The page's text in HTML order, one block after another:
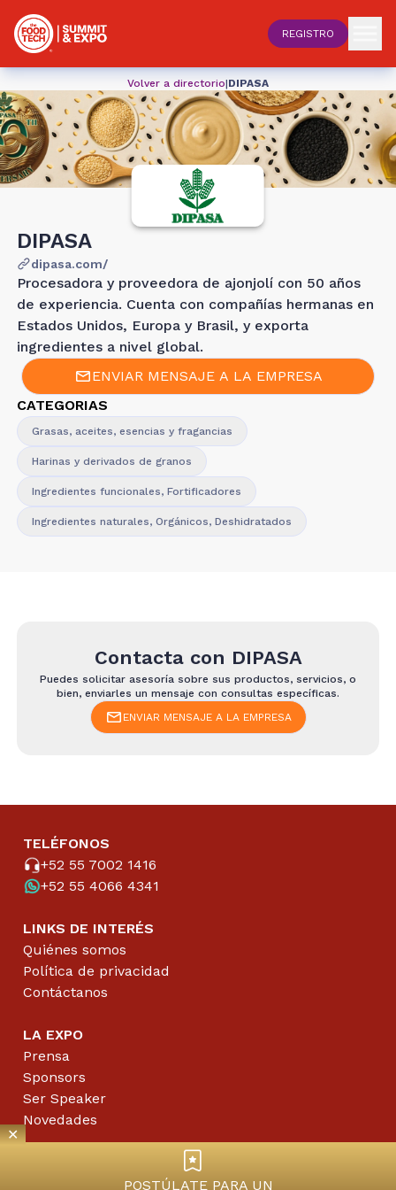
REGISTRO
Volver a directorio|DIPASA
DIPASA
dipasa.com/
Procesadora y proveedora de ajonjolí con 50 años
de experiencia. Cuenta con compañías hermanas en
Estados Unidos, Europa y Brasil, y exporta
ingredientes a nivel global.
ENVIAR MENSAJE A LA EMPRESA
CATEGORIAS
Grasas, aceites, esencias y fragancias
Harinas y derivados de granos
Ingredientes funcionales, Fortificadores
Ingredientes naturales, Orgánicos, Deshidratados
Contacta con DIPASA
Puedes solicitar asesoría sobre sus productos, servicios, o
bien, enviarles un mensaje con consultas específicas.
ENVIAR MENSAJE A LA EMPRESA
TELÉFONOS
+52 55 7002 1416
+52 55 4066 4341
LINKS DE INTERÉS
Quiénes somos
Política de privacidad
Contáctanos
LA EXPO
Prensa
Sponsors
Ser Speaker
Novedades
UN PRODUCTO DE
✕
POSTÚLATE PARA UN